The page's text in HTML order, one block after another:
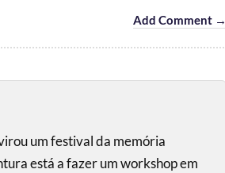
Add Comment →
um festival da memória
está a fazer um workshop em